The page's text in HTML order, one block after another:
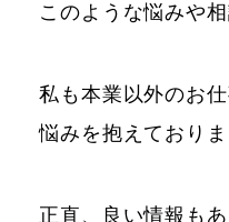
このような悩みや
私も本業以外のお
悩みを抱えておりま
正直、良い情報も